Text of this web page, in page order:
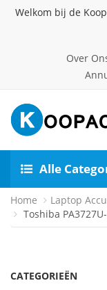
Welkom bij de
Over
Alle
Home Laptop Accu
Toshiba
CATEGORIEËN